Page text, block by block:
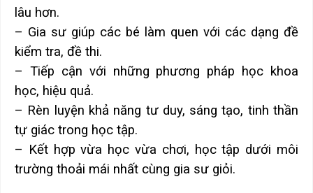
lâu hơn.
– Gia sư giúp các bé làm quen với các dạng đề
kiểm tra, đề thi.
– Tiếp cận với những phương pháp học khoa
học, hiệu quả.
– Rèn luyện khả năng tư duy, sáng tạo, tinh thần
tự giác trong học tập.
– Kết hợp vừa học vừa chơi, học tập dưới môi
trường thoải mái nhất cùng gia sư giỏi.